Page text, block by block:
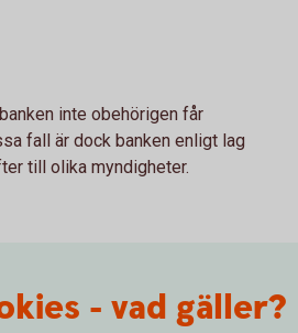
inte obehörigen får
fall är dock banken enligt lag
till olika myndigheter.
- vad gäller?